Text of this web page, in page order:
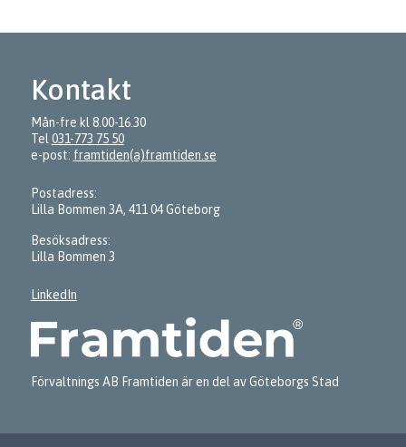
Kontakt
Mån-fre kl 8.00-16.30
Tel 031-773 75 50
e-post: framtiden(a)framtiden.se
Postadress:
Lilla Bommen 3A, 411 04 Göteborg
Besöksadress:
Lilla Bommen 3
LinkedIn
Förvaltnings AB Framtiden är en del av Göteborgs Stad